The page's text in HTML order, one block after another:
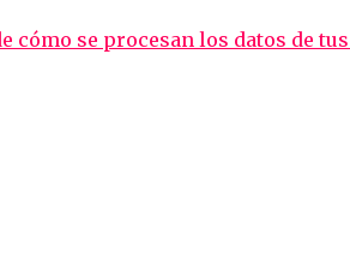
cómo se procesan los datos de